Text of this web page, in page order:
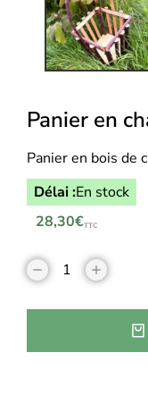
Panier en
Panier en bois de
Délai :En stock
28,30€TTC